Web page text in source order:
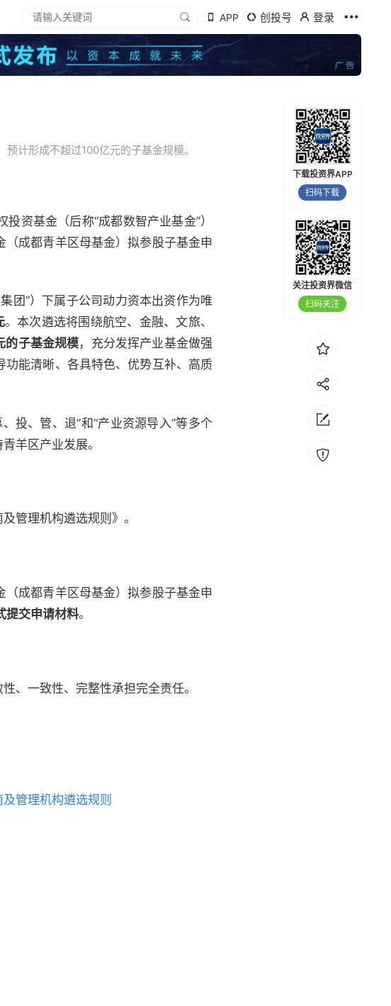
APP 创投号 登录
计形成不超过100亿元的子基金规模。
资基金（后称“成都数智产业基金”）
成都青羊区母基金）拟参股子基金申
团”）下属子公司动力资本出资作为唯
。本次遴选将围绕航空、金融、文旅、
的子基金规模，充分发挥产业基金做强
能清晰、各具特色、优势互补、高质
投、管、退”和“产业资源导入”等多个
羊区产业发展。
管理机构遴选规则》。
成都青羊区母基金）拟参股子基金申
提交申请材料。
、一致性、完整性承担完全责任。
管理机构遴选规则
下载投资界APP
扫码下载
关注投资界微信
扫码关注